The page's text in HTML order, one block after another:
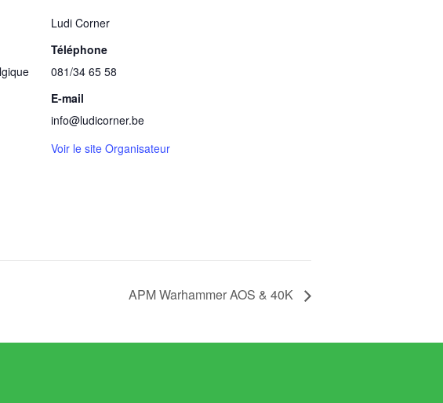
Ludi Corner
Téléphone
081/34 65 58
E-mail
info@ludicorner.be
Voir le site Organisateur
APM Warhammer AOS & 40K